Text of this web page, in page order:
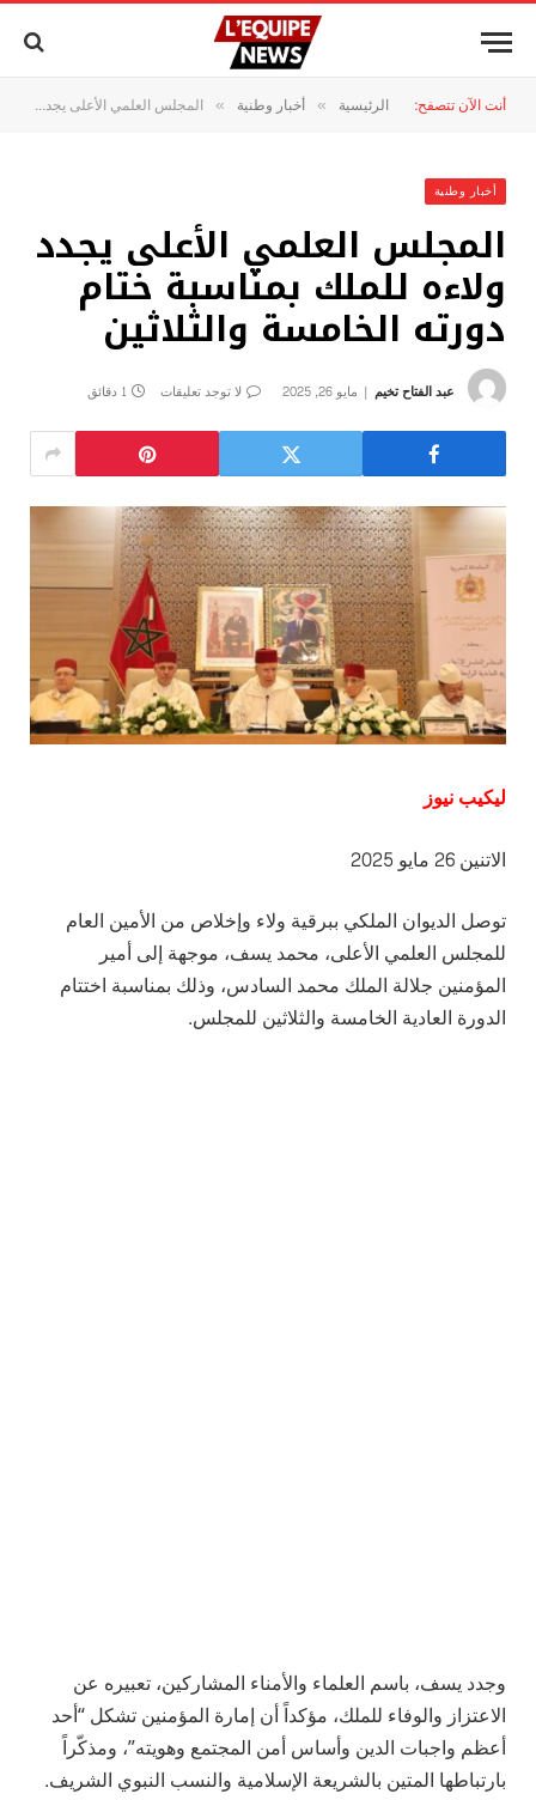
أنت الآن تتصفح: الرئيسية » أخبار وطنية » المجلس العلمي الأعلى يجدد ولاءه للملك بمناسبة ختام دورته الخامسة والثلاثين
أخبار وطنية
المجلس العلمي الأعلى يجدد
ولاءه للملك بمناسبة ختام
دورته الخامسة والثلاثين
عبد الفتاح تخيم مايو 26, 2025 لا توجد تعليقات 1 دقائق
ليكيب نيوز
الاتنين 26 مايو 2025
توصل الديوان الملكي ببرقية ولاء وإخلاص من الأمين العام
للمجلس العلمي الأعلى، محمد يسف، موجهة إلى أمير
المؤمنين جلالة الملك محمد السادس، وذلك بمناسبة اختتام
الدورة العادية الخامسة والثلاثين للمجلس.
وجدد يسف، باسم العلماء والأمناء المشاركين، تعبيره عن
الاعتزاز والوفاء للملك، مؤكداً أن إمارة المؤمنين تشكل “أحد
أعظم واجبات الدين وأساس أمن المجتمع وهويته”، ومذكّراً
بارتباطها المتين بالشريعة الإسلامية والنسب النبوي الشريف.